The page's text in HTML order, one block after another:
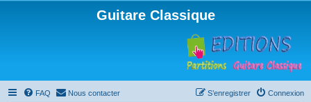
Guitare Classique
FAQ Nous contacter Connexion
S’enregistrer